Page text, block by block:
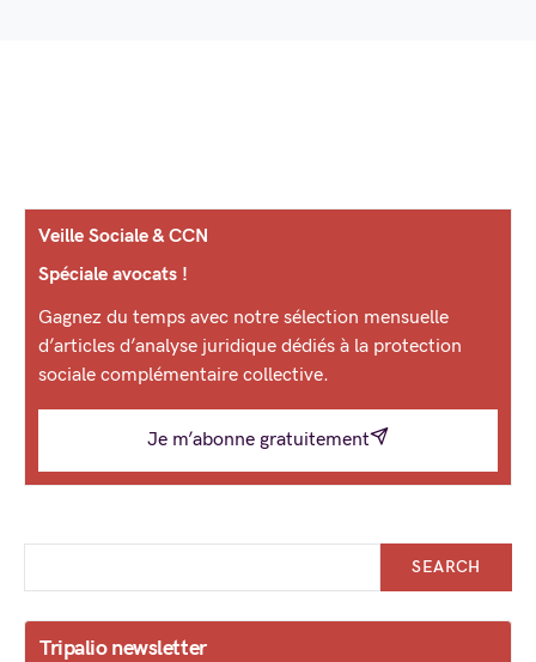
Veille Sociale & CCN
Spéciale avocats !
Gagnez du temps avec notre sélection mensuelle
d’articles d’analyse juridique dédiés à la protection
sociale complémentaire collective.
Je m’abonne gratuitement
SEARCH
Tripalio newsletter